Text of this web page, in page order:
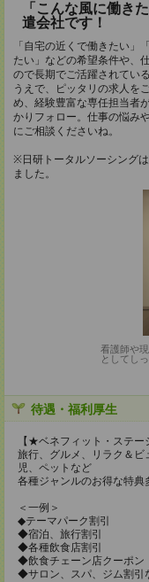
「こんな風に働き
遣会社です！
「自宅の近くで働きたい」
たい」などの希望条件や、
ので長期でご活躍されてい
うえで、ピッタリの求人を
め、経験豊富な専任担当者
かりフォロー。仕事の悩み
にご相談くださいね。
※日研トータルソーシング
ました。
看護師や
としてし
待遇・福利厚生
【★ベネフィット・ステー
旅行、グルメ、リラク＆
児、ペットなど
各種ジャンルのお得な特典
＜一例＞
◆テーマパーク割引
◆宿泊、旅行割引
◆各種飲食店割引
◆飲食チェーン店クーポン
◆サロン、スパ、ジム割引